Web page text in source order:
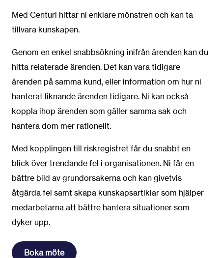
Med Centuri hittar ni enklare mönstren och kan ta
tillvara kunskapen.
Genom en enkel snabbsökning inifrån ärenden kan du
hitta relaterade ärenden. Det kan vara tidigare
ärenden på samma kund, eller information om hur ni
hanterat liknande ärenden tidigare. Ni kan också
koppla ihop ärenden som gäller samma sak och
hantera dom mer rationellt.
Med kopplingen till riskregistret får du snabbt en
blick över trendande fel i organisationen. Ni får en
bättre bild av grundorsakerna och kan givetvis
åtgärda fel samt skapa kunskapsartiklar som hjälper
medarbetarna att bättre hantera situationer som
dyker upp.
Boka möte